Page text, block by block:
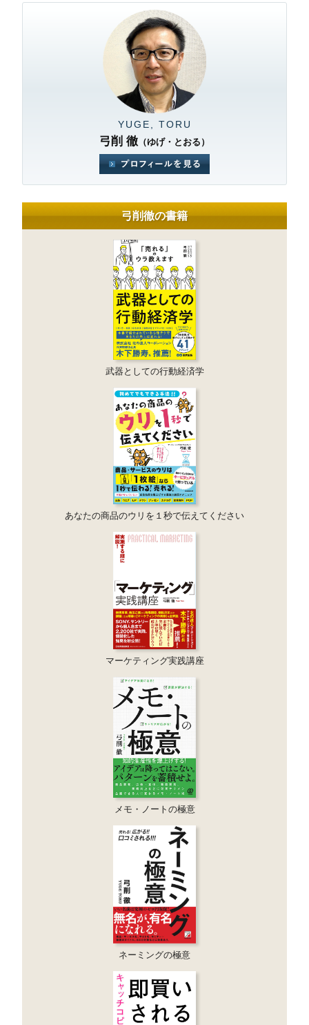
YUGE, TORU
弓削 徹 （ゆげ・とおる）
弓削徹の書籍
武器としての行動経済学
あなたの商品のウリを１秒で伝えてください
マーケティング実践講座
メモ・ノートの極意
ネーミングの極意